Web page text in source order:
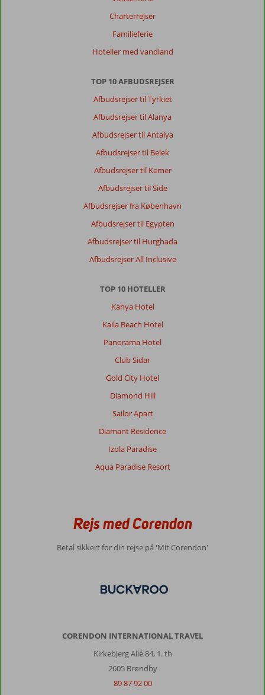
Charterrejser
Familieferie
Hoteller med vandland
TOP 10 AFBUDSREJSER
Afbudsrejser til Tyrkiet
Afbudsrejser til Alanya
Afbudsrejser til Antalya
Afbudsrejser til Belek
Afbudsrejser til Kemer
Afbudsrejser til Side
Afbudsrejser fra København
Afbudsrejser til Egypten
Afbudsrejser til Hurghada
Afbudsrejser All Inclusive
TOP 10 HOTELLER
Kahya Hotel
Kaila Beach Hotel
Panorama Hotel
Club Sidar
Gold City Hotel
Diamond Hill
Sailor Apart
Diamant Residence
Izola Paradise
Aqua Paradise Resort
Rejs med Corendon
Betal sikkert for din rejse på 'Mit Corendon'
CORENDON INTERNATIONAL TRAVEL
Kirkebjerg Allé 84, 1. th
2605 Brøndby
89 87 92 00